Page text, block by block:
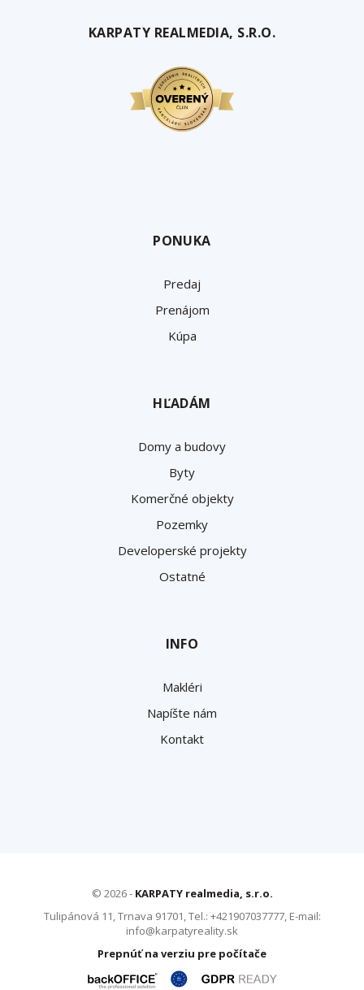
KARPATY REALMEDIA, S.R.O.
PONUKA
Predaj
Prenájom
Kúpa
HĽADÁM
Domy a budovy
Byty
Komerčné objekty
Pozemky
Developerské projekty
Ostatné
INFO
Makléri
Napíšte nám
Kontakt
© 2026 - KARPATY realmedia, s.r.o.
Tulipánová 11, Trnava 91701, Tel.: +421907037777, E-mail:
info@karpatyreality.sk
Prepnúť na verziu pre počítače